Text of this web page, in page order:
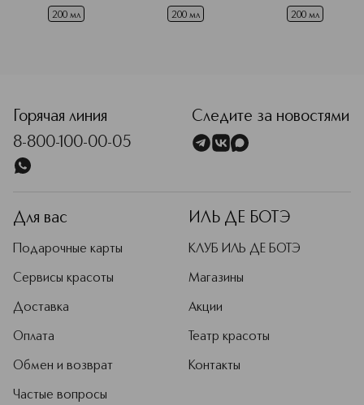
200 мл 200 мл 200 мл
Горячая линия
8-800-100-00-05
Следите за новостями
Для вас
Подарочные карты
Сервисы красоты
Доставка
Оплата
Обмен и возврат
Частые вопросы
ИЛЬ ДЕ БОТЭ
КЛУБ ИЛЬ ДЕ БОТЭ
Магазины
Акции
Театр красоты
Контакты